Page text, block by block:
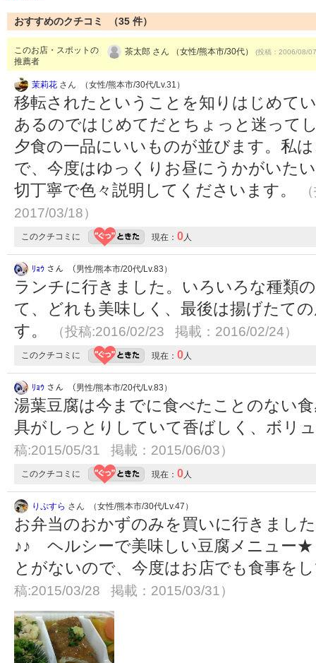
おすすめのクチコミ （35 件）
このお店・スポットの
推薦者
茶太郎 さん （女性/熊本市/30代） (投稿：2006/08/
茉莉花 さん （女性/熊本市/30代/Lv.31）
移転されたということを知りはじめて
あるのではじめてだとちょっと迷って
夕食の一品にいいものが並びます。私
で、今度はゆっくりお昼にうかがいた
切丁寧で色々説明してくださいます。
2017/03/18）
このクチコミに 現在： 0人
ﾘｮｳ さん （男性/熊本市/20代/Lv.83）
ランチに行きました。いろいろな種類
て、どれも美味しく、最後は揚げたて
す。
（投稿:2016/02/23 掲載：2016/02/24）
このクチコミに 現在： 0人
ﾘｮｳ さん （男性/熊本市/20代/Lv.83）
湯葉豆腐は今までに食べたことのない
具がしっとりしていて香ばしく、ボリ
稿:2015/05/31 掲載：2015/06/03）
このクチコミに 現在： 0人
りぷすら さん （女性/熊本市/30代/Lv.47）
お弁当のおかずのみを買いに行きまし
♪♪ ヘルシーで美味しい豆腐メニュー
とがないので、今度はお店でも食事を
稿:2015/03/28 掲載：2015/03/31）